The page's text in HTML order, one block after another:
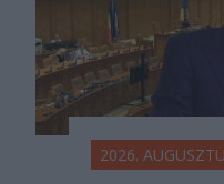
2026.